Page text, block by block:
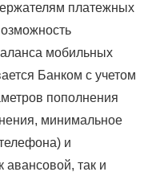
платежных
мобильных
Банком с учетом
пополнения
минимальное
и
авансовой, так и